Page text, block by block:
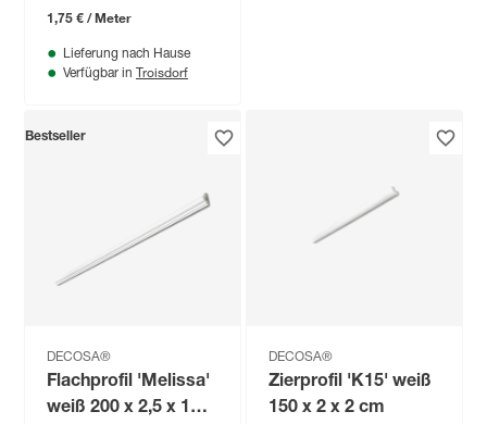
1,75 € / Meter
Lieferung nach Hause
Verfügbar in Troisdorf
Bestseller
DECOSA®
Flachprofil 'Melissa'
weiß 200 x 2,5 x 1
DECOSA®
Zierprofil 'K15' weiß
150 x 2 x 2 cm